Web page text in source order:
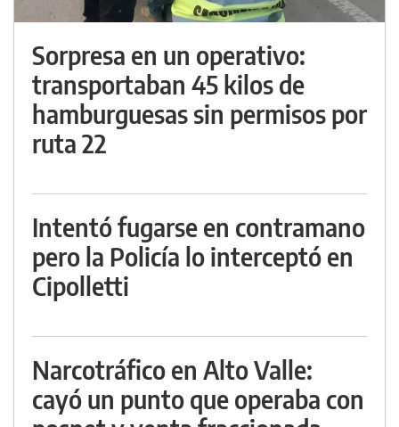
Sorpresa en un operativo:
transportaban 45 kilos de
hamburguesas sin permisos por
ruta 22
Intentó fugarse en contramano
pero la Policía lo interceptó en
Cipolletti
Narcotráfico en Alto Valle:
cayó un punto que operaba con